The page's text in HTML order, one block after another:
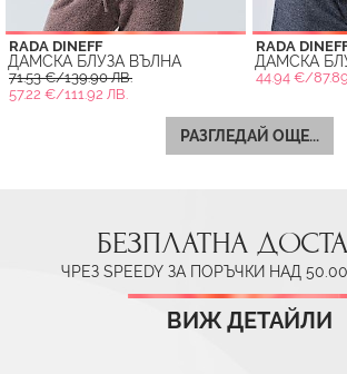
RADA DINEFF
ДАМСКА БЛУЗА ВЪЛНА
71.53 €/139.90 ЛВ.
57.22 €/111.92 ЛВ.
RADA
ДАМСКА
44.94 €/
РАЗГЛЕДАЙ ОЩЕ...
БЕЗПЛАТНА
ЧРЕЗ SPEEDY ЗА ПОРЪЧКИ НАД
ВИЖ ДЕТАЙЛИ